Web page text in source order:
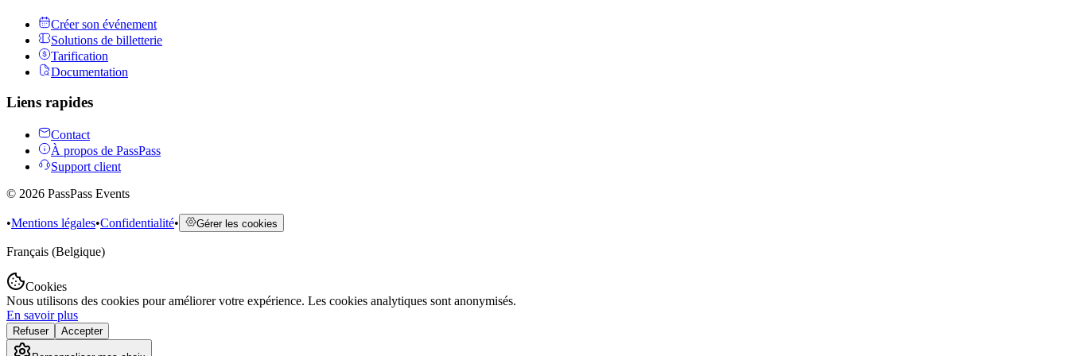
Créer son événement
Solutions de billetterie
Tarification
Documentation
Liens rapides
Contact
À propos de PassPass
Support client
© 2026 PassPass Events
•Mentions légales•Confidentialité• Gérer les cookies
Français (Belgique)
Cookies
Nous utilisons des cookies pour améliorer votre expérience. Les cookies analytiques sont anonymisés.
En savoir plus
Refuser Accepter